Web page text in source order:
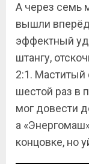
А через семь
вышли
эффектный
штангу,
2:1. Маститый
шестой раз в
мог довести
а
концовке, но